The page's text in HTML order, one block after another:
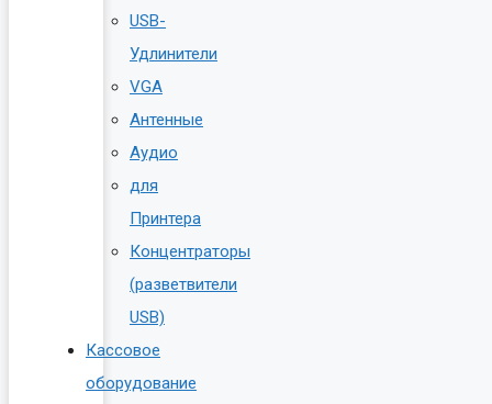
USB-
Удлинители
VGA
Антенные
Аудио
для
Принтера
Концентраторы
(разветвители
USB)
Кассовое
оборудование